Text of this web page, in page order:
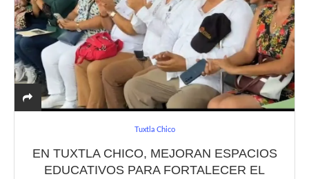
Tuxtla Chico
EN TUXTLA CHICO, MEJORAN ESPACIOS
EDUCATIVOS PARA FORTALECER EL